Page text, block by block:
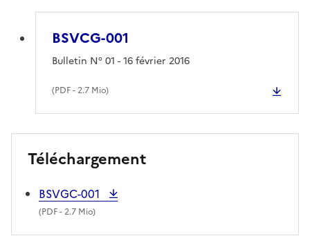
BSVCG-001
(PDF- 2.7 Mio)
Bulletin N° 01 - 16 février 2016
Téléchargement
BSVGC-001
(PDF- 2.7 Mio)